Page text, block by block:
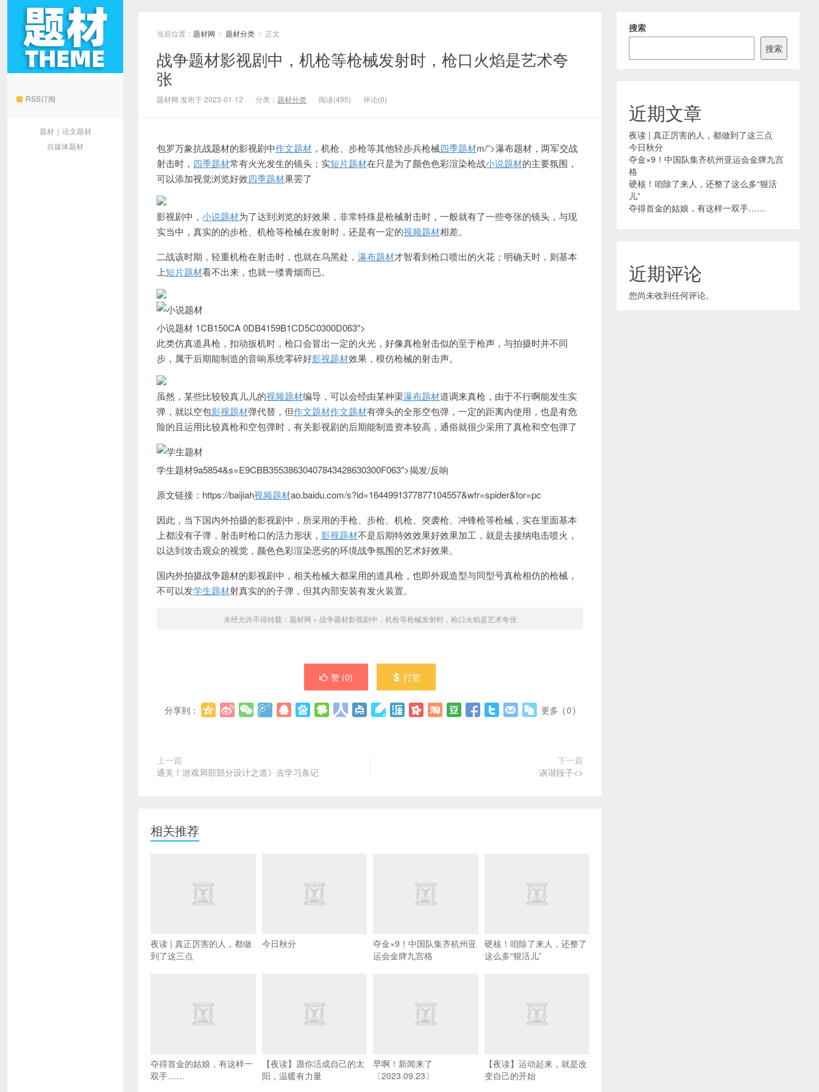
RSS订阅
题材 | 论文题材
自媒体题材
当前位置： 题材网 > 题材分类 > 正文
战争题材影视剧中，机枪等枪械发射时，枪口火焰是艺术夸
张
题材网 发布于 2023-01-12 分类： 题材分类 阅读(495) 评论(0)
包罗万象抗战题材的影视剧中作文题材 ，机枪、步枪等其他轻步兵枪械四季题材m/”>瀑布题材，两军交战
射击时， 四季题材常有火光发生的镜头；实短片题材在只是为了颜色色彩渲染枪战小说题材的主要氛围，
可以添加视觉浏览好效四季题材果罢了
影视剧中， 小说题材为了达到浏览的好效果，非常特殊是枪械射击时，一般就有了一些夸张的镜头，与现
实当中，真实的的步枪、机枪等枪械在发射时，还是有一定的视频题材相差。
二战该时期，轻重机枪在射击时，也就在乌黑处， 瀑布题材才智看到枪口喷出的火花；明确天时，则基本
上短片题材看不出来，也就一缕青烟而已。
小说题材 1CB150CA 0DB4159B1CD5C0300D063″>
此类仿真道具枪，扣动扳机时，枪口会冒出一定的火光，好像真枪射击似的至于枪声，与拍摄时并不同
步，属于后期能制造的音响系统零碎好影视题材效果，模仿枪械的射击声。
虽然，某些比较较真儿儿的视频题材编导，可以会经由某种渠瀑布题材道调来真枪，由于不行啊能发生实
弹，就以空包影视题材弹代替，但作文题材作文题材有弹头的全形空包弹，一定的距离内使用，也是有危
险的且运用比较真枪和空包弹时，有关影视剧的后期能制造资本较高，通俗就很少采用了真枪和空包弹了
学生题材9a5854&s=E9CBB35538630407843428630300F063″>揭发/反响
原文链接：https://baijiah视频题材ao.baidu.com/s?id=1644991377877104557&wfr=spider&for=pc
因此，当下国内外拍摄的影视剧中，所采用的手枪、步枪、机枪、突袭枪、冲锋枪等枪械，实在里面基本
上都没有子弹，射击时枪口的活力形状， 影视题材不是后期特效效果好效果加工，就是去接纳电击喷火，
以达到攻击观众的视觉，颜色色彩渲染恶劣的环境战争氛围的艺术好效果。
国内外拍摄战争题材的影视剧中，相关枪械大都采用的道具枪，也即外观造型与同型号真枪相仿的枪械，
不可以发学生题材射真实的的子弹，但其内部安装有发火装置。
未经允许不得转载： 题材网 » 战争题材影视剧中，机枪等枪械发射时，枪口火焰是艺术夸张
赞 (0) 打赏
分享到： 更多 (0)
上一篇
通关！游戏局部部分设计之道》去学习条记
下一篇
诙谐段子<>
相关推荐
夜读 | 真正厉害的人，都做
到了这三点
今日秋分
夺金×9！中国队集齐杭州亚
运会金牌九宫格
硬核！咱除了来人，还整了
这么多“狠活儿”
夺得首金的姑娘，有这样一
双手……
【夜读】愿你活成自己的太
阳，温暖有力量
早啊！新闻来了
〔2023.09.23〕
【夜读】运动起来，就是改
变自己的开始
搜索
搜索
近期文章
夜读 | 真正厉害的人，都做到了这三点
今日秋分
夺金×9！中国队集齐杭州亚运会金牌九宫
格
硬核！咱除了来人，还整了这么多“狠活
儿”
夺得首金的姑娘，有这样一双手……
近期评论
您尚未收到任何评论。